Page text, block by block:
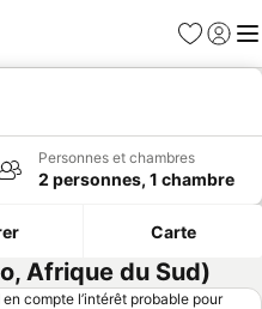
Favoris
Se
Personnes et chambres
2 personnes, 1 chambre
Carte
Afrique du Sud)
compte l’intérêt probable pour